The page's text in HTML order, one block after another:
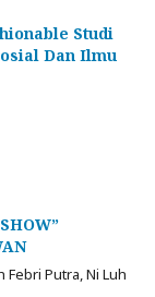
Studi
Dan Ilmu
Febri Putra, Ni Luh